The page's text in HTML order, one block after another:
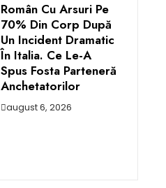
Român Cu Arsuri Pe
70% Din Corp După
Un Incident Dramatic
În Italia. Ce Le-A
Spus Fosta Parteneră
Anchetatorilor
august 6, 2026